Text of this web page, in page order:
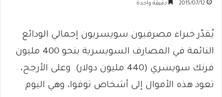
2015/07/12 دقيقة واحدة
يُقدّر خبراء مصرفيون سويسريون إجمالي الودائع
النائمة في المصارف السويسرية بنحو 400 مليون
فرنك سويسري (440 مليون دولار). وعلى الأرجح،
تعود هذه الأموال إلى أشخاص توفوا، وهي اليوم